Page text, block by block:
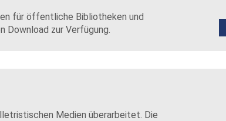
für öffentliche Bibliotheken und
Download zur Verfügung.
Medien überarbeitet. Die